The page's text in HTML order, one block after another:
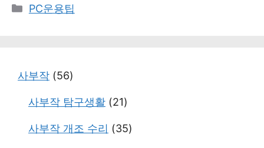
카
PC운용팁
사부작 (56)
사부작 탐구생활 (21)
사부작 개조 수리 (35)